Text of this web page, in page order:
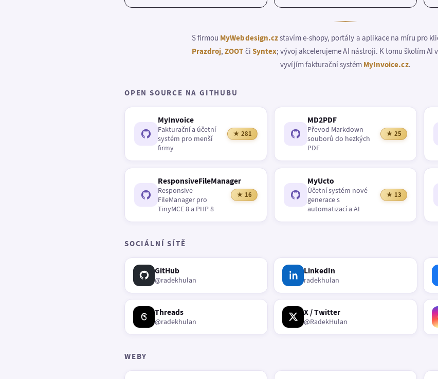
S firmou MyWebdesign.czstavím e-shopy, portály a aplikace na míru pro
Prazdroj,ZOOT či Syntex; vývoj akcelerujeme AI nástroji. K tomu školím AI v
vyvíjím fakturační systém MyInvoice.cz.
OPEN SOURCE NA GITHUBU
MyInvoice
Fakturační a účetní
systém pro menší
firmy
★ 281
MD2PDF
Převod Markdown
souborů do hezkých
PDF
★ 25
ResponsiveFileManager
Responsive
FileManager pro
TinyMCE 8 a PHP 8
★ 16
MyUcto
Účetní systém nové
generace s
automatizací a AI
★ 13
SOCIÁLNÍ SÍTĚ
GitHub
@radekhulan
LinkedIn
radekhulan
Threads
@radekhulan
X / Twitter
@RadekHulan
WEBY